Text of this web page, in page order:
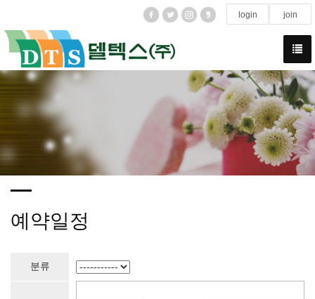
login join
예약일정
분류